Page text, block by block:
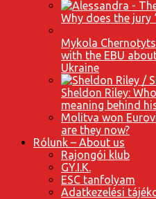
Why does the jury
Mykola
with the EBU
Ukraine
Sheldon Riley:
meaning behind
Molitva won
are they now?
Rólunk – About us
Rajongói klub
GY.I.K.
ESC tanfolyam
Adatkezelési